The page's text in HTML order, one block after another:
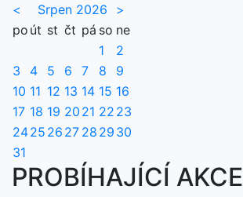
< Srpen 2026
>
po út st čt pá so ne
1
2
3
4 5 6 7 8
9
10 11 12 13 14 15 16
17 18 19 20 21 22 23
2425 26 27 28 29 30
31
PROBÍHAJÍCÍ AKCE